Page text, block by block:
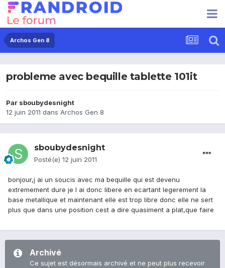
Archos Gen 8
probleme avec bequille tablette 101it
Par sboubydesnight
12 juin 2011 dans Archos Gen 8
sboubydesnight
Posté(e) 12 juin 2011
bonjour,j ai un soucis avec ma bequille qui est devenu
extremement dure je l ai donc libere en ecartant legerement la
base metallique et maintenant elle est trop libre donc elle ne sert
plus que dans une position cest a dire quasiment a plat,que faire
Archivé
Ce sujet est désormais archivé et ne peut plus recevoir